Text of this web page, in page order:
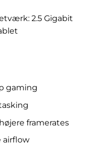
2.5 Gigabit
gaming
framerates
airflow